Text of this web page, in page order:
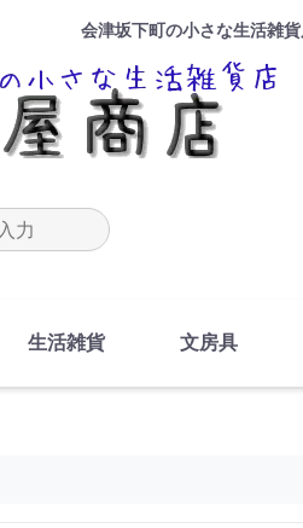
会津坂下町の小さな生活雑
ドを入力
生活雑貨 文房具